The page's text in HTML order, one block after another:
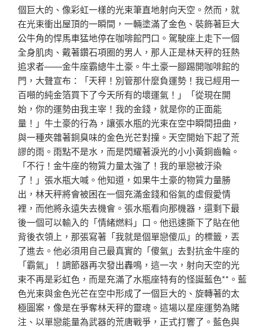
個巨大的、像彩虹一樣的光束筆直地射向天空。然而，就
在光束衝出屋頂的一瞬間，一輛塗滿了金色、裝飾著巨大
公牛角的悍馬車猛地停在咖啡館門口。駕駛座上走下一個
全身肌肉、戴著鑽石項圈的男人，那人正是林天秤的狂熱
追求者——金牛座霸總牛土豪。牛土豪一腳踢開咖啡館的
門，大聲宣布：「天秤！別管那什麼負運勢！我已經用一
百噸的純金箔買下了今天所有的壞運氣！」「從現在開
始，你的運勢由我主宰！我的金錢，就是你的正面能
量！」牛土豪的行為，讓張水瓶的光束在空中瞬間扭曲，
與一種夾雜著銅臭味的金色光芒對撞。天空開始下起了荒
謬的雨。雨點不是水，而是閃耀著淚光的小小黃銅齒輪。
「不行！金牛座的物質力量太強了！我的單戀被汙染
了！」張水瓶大喊。他知道，如果牛土豪的物質力量勝
出，林天秤將會被困在一個充滿金錢和俗氣的虛假愛情
裡，而他將永遠失去機會。張水瓶看向那機器，還剩下最
後一個可以輸入的「情緒燃料」口。他迅速撕下了貼在他
背後衣領上，那張寫著「我就是個單戀傻瓜」的標籤，丟
了進去。他必須用自己最真實的「傻氣」去對抗金牛座的
「霸氣」！調節器再次發出轟鳴，這一次，射向天空的光
束不再是彩虹色，而是充滿了水瓶座特有的怪誕藍色**。藍
色光束與金色光芒在空中形成了一個巨大的、旋轉著的太
極圖案，像是在爭奪林天秤的靈魂。這場以星座運勢為賭
注、以單戀能量為武器的荒唐戰爭，正式打響了。藍色與